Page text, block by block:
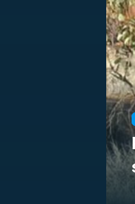
PRVNÍ SVĚTOVÁ